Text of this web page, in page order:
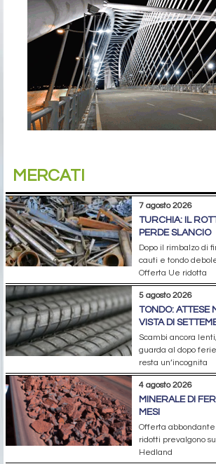
MERCATI
7 agosto 2026
TURCHIA: IL
PERDE SLANCIO
Dopo il rimbalzo di
cauti e tondo
Offerta Ue ridotta
5 agosto 2026
TONDO: ATTESE
VISTA DI
Scambi ancora
guarda al dopo
resta un’incognita
4 agosto 2026
MINERALE DI
MESI
Offerta
ridotti prevalgono
Hedland